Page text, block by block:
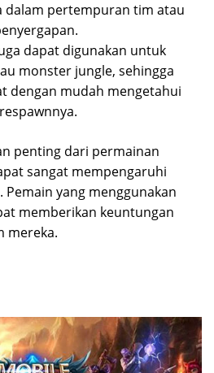
dalam pertempuran tim atau
dapat digunakan untuk
monster jungle, sehingga
dengan mudah mengetahui
penting dari permainan
sangat mempengaruhi
yang menggunakan
memberikan keuntungan
mereka.